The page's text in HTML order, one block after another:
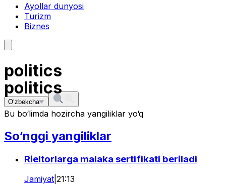
Ayollar dunyosi
Turizm
Biznes
politics
O‘zbekcha
politics
Bu bo‘limda hozircha yangiliklar yo‘q
So‘nggi yangiliklar
Rieltorlarga malaka sertifikati beriladi
Jamiyat 21:13